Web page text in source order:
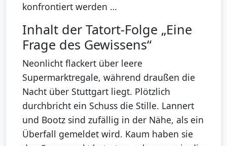
konfrontiert werden …
Inhalt der Tatort-Folge „Eine
Frage des Gewissens“
Neonlicht flackert über leere
Supermarktregale, während draußen die
Nacht über Stuttgart liegt. Plötzlich
durchbricht ein Schuss die Stille. Lannert
und Bootz sind zufällig in der Nähe, als ein
Überfall gemeldet wird. Kaum haben sie